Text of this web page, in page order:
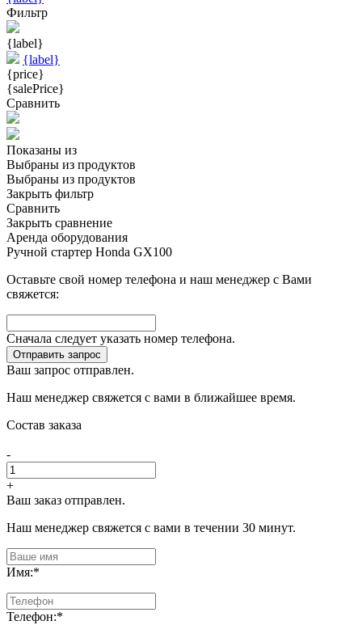
Фильтр
{label}
{label}
{price}
{salePrice}
Сравнить
Показаны из
Выбраны из продуктов
Выбраны из продуктов
Закрыть фильтр
Сравнить
Закрыть сравнение
Аренда оборудования
Ручной стартер Honda GX100
Оставьте свой номер телефона и наш менеджер с Вами
свяжется:
Сначала следует указать номер телефона.
Отправить запрос
Ваш запрос отправлен.
Наш менеджер свяжется с вами в ближайшее время.
Состав заказа
-
+
Ваш заказ отправлен.
Наш менеджер свяжется с вами в течении 30 минут.
Имя:*
Телефон:*